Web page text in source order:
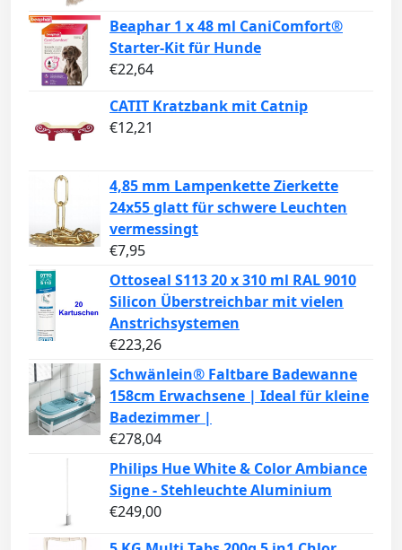
Beaphar 1 x 48 ml CaniComfort®
Starter-Kit für Hunde
€22,64
CATIT Kratzbank mit Catnip
€12,21
4,85 mm Lampenkette Zierkette
24x55 glatt für schwere Leuchten
vermessingt
€7,95
Ottoseal S113 20 x 310 ml RAL 9010
Silicon Überstreichbar mit vielen
Anstrichsystemen
€223,26
Schwänlein® Faltbare Badewanne
158cm Erwachsene | Ideal für kleine
Badezimmer |
€278,04
Philips Hue White & Color Ambiance
Signe - Stehleuchte Aluminium
€249,00